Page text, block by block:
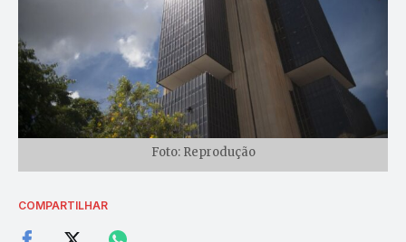
Foto: Reprodução
COMPARTILHAR